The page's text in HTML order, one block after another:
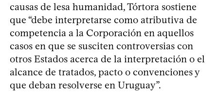
causas de lesa humanidad, Tórtora sostiene
que “debe interpretarse como atributiva de
competencia a la Corporación en aquellos
casos en que se susciten controversias con
otros Estados acerca de la interpretación o el
alcance de tratados, pacto o convenciones y
que deban resolverse en Uruguay”.